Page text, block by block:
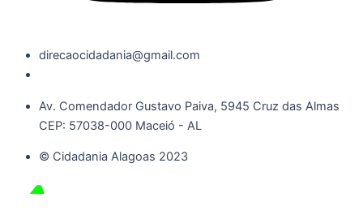
direcaocidadania@gmail.com
Av. Comendador Gustavo Paiva, 5945 Cruz das Almas
CEP: 57038-000 Maceió - AL
© Cidadania Alagoas 2023